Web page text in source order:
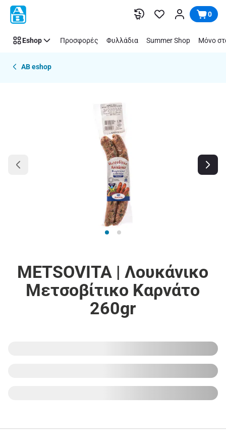
Παράλειψη 0
Eshop Προσφορές Φυλλάδια Summer Shop Μόνο
AB eshop
METSOVITA | Λουκάνικο
Μετσοβίτικο Καρνάτο
260gr